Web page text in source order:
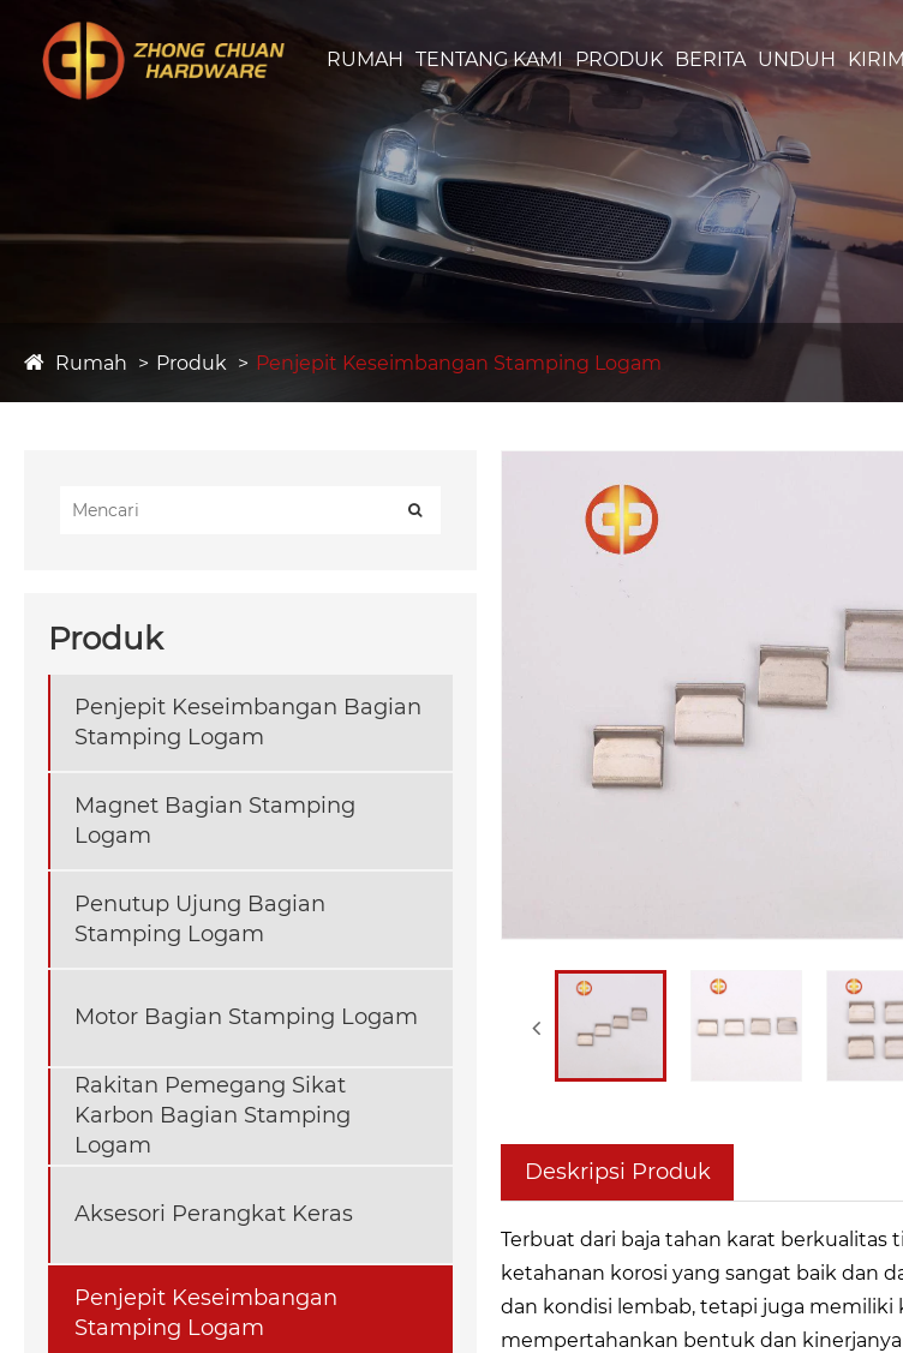
RUMAH TENTANG KAMI PRODUK BERITA UNDUH
Rumah Produk Penjepit Keseimbangan Stamping Logam
Produk
Penjepit Keseimbangan Bagian
Stamping Logam
Magnet Bagian Stamping
Logam
Penutup Ujung Bagian
Stamping Logam
Motor Bagian Stamping Logam
Rakitan Pemegang Sikat
Karbon Bagian Stamping
Logam
Aksesori Perangkat Keras
Penjepit Keseimbangan
Stamping Logam
Deskripsi Produk
Terbuat dari baja tahan karat
ketahanan korosi yang sangat baik dan
dan kondisi lembab, tetapi juga
mempertahankan bentuk dan